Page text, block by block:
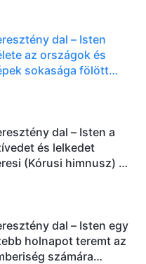
dal – Isten
az országok és
sokasága fölött
dal – Isten a
és lelkedet
(Kórusi himnusz) |
dal – Isten egy
holnapot teremt az
számára